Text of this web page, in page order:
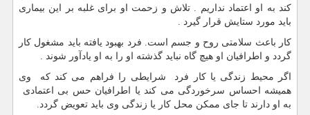
کند به او اعتماد نداریم . تلاش و زحمت او برای غلبه بر این بیماری
باید مورد ستایش قرار گیرد .
کار باعث سلامتی روح و جسم است. فرد بهبود یافته باید مشغول کار
گردد و اطرافیان او هیچ گاه نباید گذشته او را به او یادآور شوند .
اگر محیط زندگی یا کار فرد شرایطی را فراهم می کند که وی
همیشه احساس سرخوردگی می کند یا اطرافیان حس بی اعتمادی
به او دارند تا جای ممکن محل کار یا زندگی وی باید تعویض گردد.